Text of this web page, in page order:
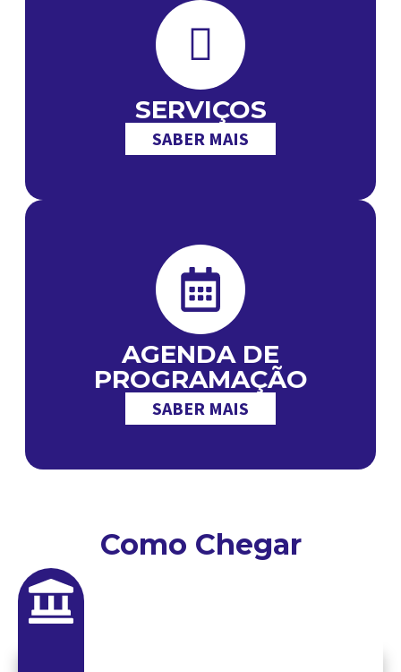
SERVIÇOS
SABER MAIS
AGENDA DE
PROGRAMAÇÃO
SABER MAIS
Como Chegar